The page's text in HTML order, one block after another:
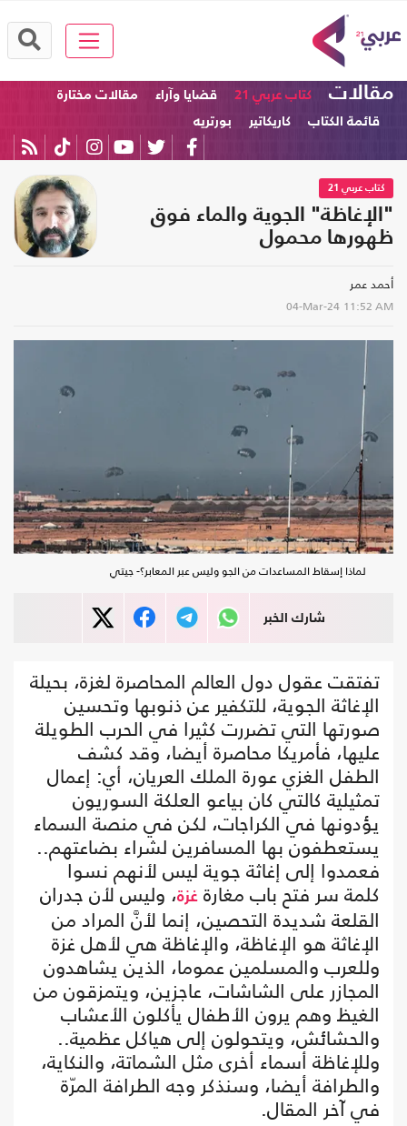
مقالات كتاب عربي 21 قضايا وآراء
مقالات مختارة
قائمة الكتاب
كاريكاتير بورتريه
كتاب عربي 21
"الإغاظة" الجوية والماء فوق
ظهورها محمول
أحمد عمر
04-Mar-24 11:52 AM
لماذا إسقاط المساعدات من الجو وليس عبر المعابر؟- جيتي
شارك الخبر
تفتقت عقول دول العالم المحاصرة لغزة، بحيلة
الإغاثة الجوية، للتكفير عن ذنوبها وتحسين
صورتها التي تضررت كثيرا في الحرب الطويلة
عليها، فأمريكا محاصرة أيضا، وقد كشف
الطفل الغزي عورة الملك العريان، أي: إعمال
تمثيلية كالتي كان بياعو العلكة السوريون
يؤدونها في الكراجات، لكن في منصة السماء
يستعطفون بها المسافرين لشراء بضاعتهم..
فعمدوا إلى إغاثة جوية ليس لأنهم نسوا
كلمة سر فتح باب مغارة غزة، وليس لأن جدران
القلعة شديدة التحصين، إنما لأنَّ المراد من
الإغاثة هو الإغاظة، والإغاظة هي لأهل غزة
وللعرب والمسلمين عموما، الذين يشاهدون
المجازر على الشاشات، عاجزين، ويتمزقون من
الغيظ وهم يرون الأطفال يأكلون الأعشاب
والحشائش، ويتحولون إلى هياكل عظمية..
وللإغاظة أسماء أخرى مثل الشماتة، والنكاية،
والطرافة أيضا، وسنذكر وجه الطرافة المرّة
في آخر المقال.